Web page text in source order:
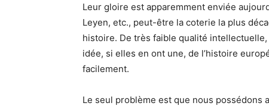
Leur gloire est apparemment enviée
Leyen, etc., peut-être la coterie la plus
histoire. De très faible qualité intellectuelle,
idée, si elles en ont une, de l’histoire
facilement.
Le seul problème est que nous possédons